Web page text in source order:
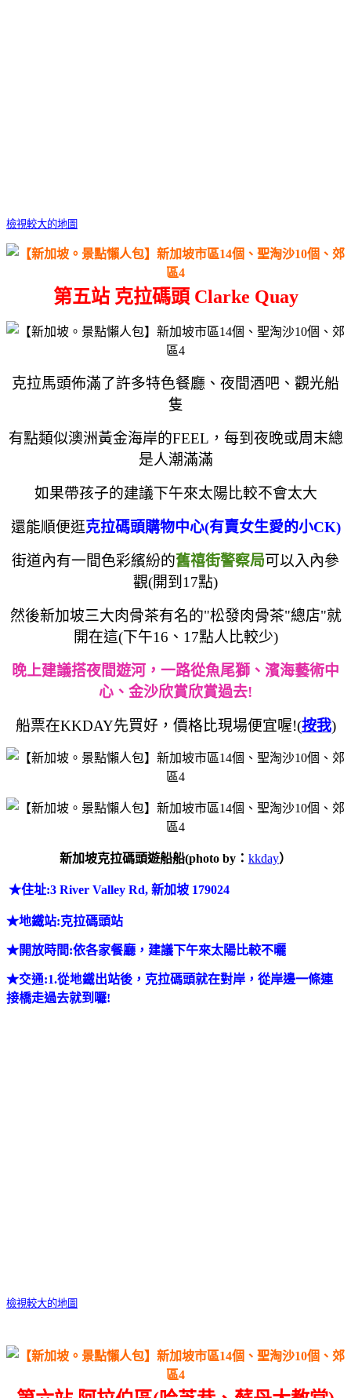
檢視較大的地圖
第五站 克拉碼頭 Clarke Quay
克拉馬頭佈滿了許多特色餐廳、夜間酒吧、觀光船
隻
有點類似澳洲黃金海岸的FEEL，每到夜晚或周末總
是人潮滿滿
如果帶孩子的建議下午來太陽比較不會太大
還能順便逛克拉碼頭購物中心(有賣女生愛的小CK)
街道內有一間色彩繽紛的舊禧街警察局可以入內參
觀(開到17點)
然後新加坡三大肉骨茶有名的"松發肉骨茶"總店"就
開在這(下午16、17點人比較少)
晚上建議搭夜間遊河，一路從魚尾獅、濱海藝術中
心、金沙欣賞欣賞過去!
船票在KKDAY先買好，價格比現場便宜喔!(按我)
新加坡克拉碼頭遊船船(photo by： kkday）
★住址:3 River Valley Rd, 新加坡 179024
★地鐵站:克拉碼頭站
★開放時間:依各家餐廳，建議下午來太陽比較不曬
★交通:1.從地鐵出站後，克拉碼頭就在對岸，從岸邊一條連
接橋走過去就到囉!
檢視較大的地圖